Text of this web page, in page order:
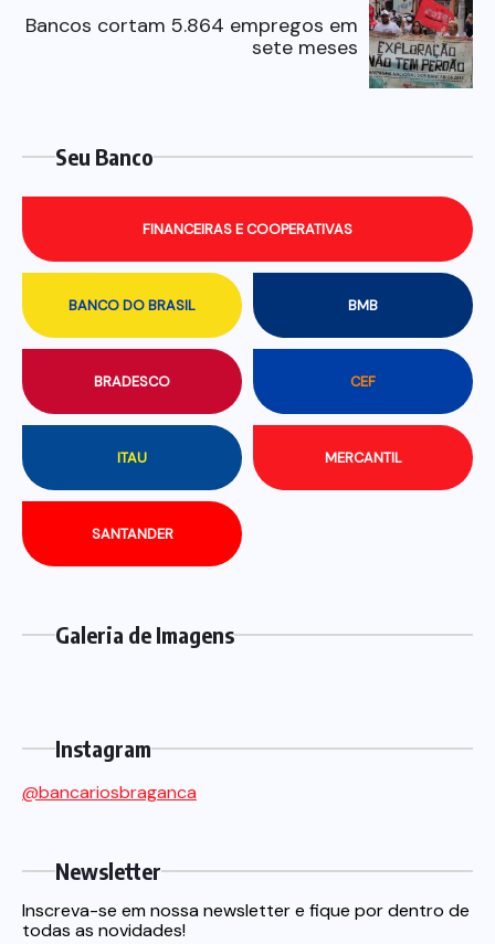
Bancos cortam 5.864 empregos em
sete meses
Seu Banco
BANCO DO BRASIL BMB
BRADESCO CEF
FINANCEIRAS E COOPERATIVAS
ITAU MERCANTIL
SANTANDER
Galeria de Imagens
Instagram
@bancariosbraganca
Newsletter
Inscreva-se em nossa newsletter e fique por dentro de
todas as novidades!